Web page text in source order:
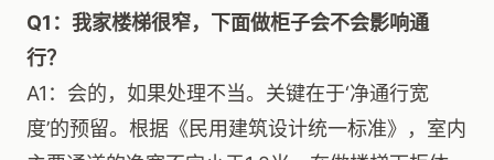
Q1：我家楼梯很窄，下面做柜子会不会影响通
行？
A1：会的，如果处理不当。关键在于‘净通行宽
度’的预留。根据《民用建筑设计统一标准》，室内